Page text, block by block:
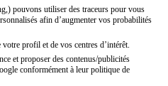
pouvons utiliser des traceurs pour vous
afin d’augmenter vos probabilités
profil et de vos centres d’intérêt.
et proposer des contenus/publicités
conformément à leur politique de